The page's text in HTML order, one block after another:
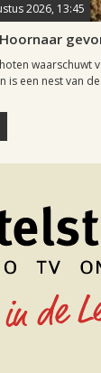
2026, 13:45
waarschuwt
is een nest van